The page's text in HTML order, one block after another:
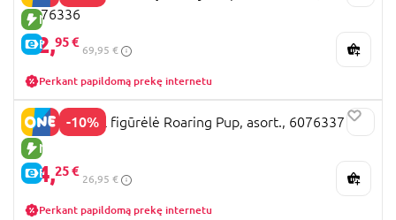
NAUJA PREKĖ
E-KAINA
6076336
62,95 €
69,95 €
Perkant papildomą prekę internetu
-10%
NAUJA PREKĖ
E-KAINA
PAW PATROL figūrėlė Roaring Pup, asort., 6076337
24,25 €
26,95 €
Perkant papildomą prekę internetu